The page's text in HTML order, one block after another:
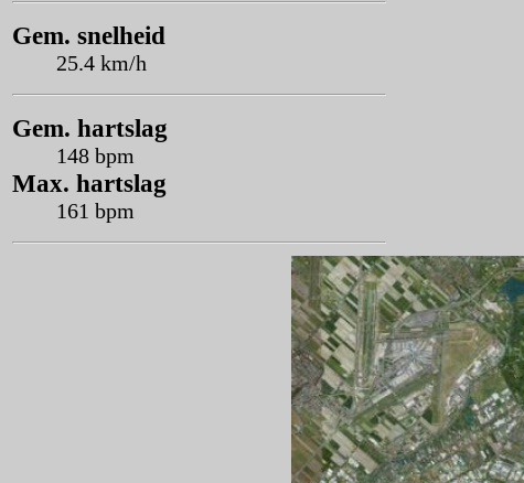
Gem. snelheid
25.4 km/h
Gem. hartslag
148 bpm
Max. hartslag
161 bpm